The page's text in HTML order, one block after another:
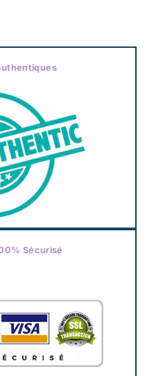
Sécurisé